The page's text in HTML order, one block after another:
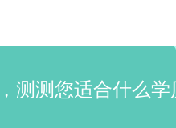
测测您适合什么